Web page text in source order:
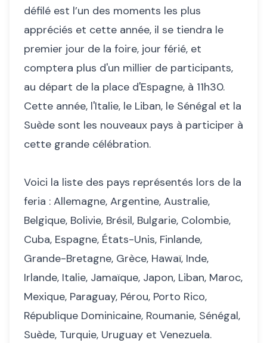
défilé est l’un des moments les plus
appréciés et cette année, il se tiendra le
premier jour de la foire, jour férié, et
comptera plus d'un millier de participants,
au départ de la place d'Espagne, à 11h30.
Cette année, l'Italie, le Liban, le Sénégal et la
Suède sont les nouveaux pays à participer à
cette grande célébration.
Voici la liste des pays représentés lors de la
feria : Allemagne, Argentine, Australie,
Belgique, Bolivie, Brésil, Bulgarie, Colombie,
Cuba, Espagne, États-Unis, Finlande,
Grande-Bretagne, Grèce, Hawaï, Inde,
Irlande, Italie, Jamaïque, Japon, Liban, Maroc,
Mexique, Paraguay, Pérou, Porto Rico,
République Dominicaine, Roumanie, Sénégal,
Suède, Turquie, Uruguay et Venezuela.